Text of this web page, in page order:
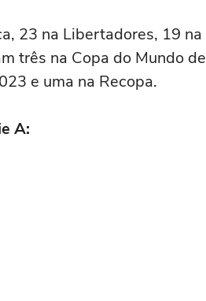
23 na Libertadores, 19 na
três na Copa do Mundo de
e uma na Recopa.
A: